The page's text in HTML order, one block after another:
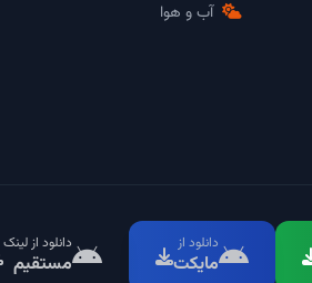
آب و هوا
دانلود از
مایکت
دانلود از لینک
مستقیم